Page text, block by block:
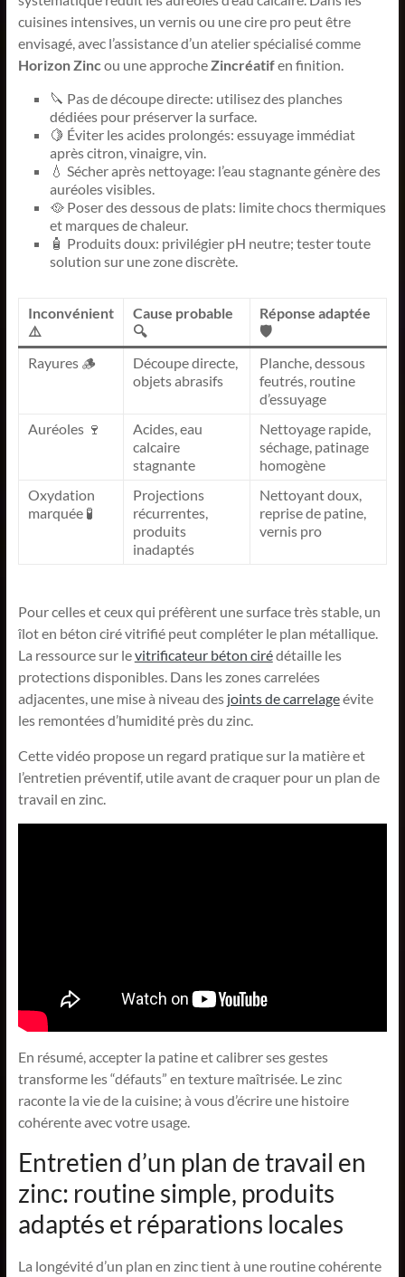
cuisines intensives, un vernis ou une cire pro peut être
envisagé, avec l’assistance d’un atelier spécialisé comme
Horizon Zincou une approcheZincréatifen finition.
🔪 Pas de découpe directe: utilisez des planches
dédiées pour préserver la surface.
🍋 Éviter les acides prolongés: essuyage immédiat
après citron, vinaigre, vin.
💧 Sécher après nettoyage: l’eau stagnante génère des
auréoles visibles.
🥘 Poser des dessous de plats: limite chocs thermiques
et marques de chaleur.
🧴 Produits doux: privilégier pH neutre; tester toute
solution sur une zone discrète.
Inconvénient
⚠️
Cause probable
🔍
Réponse adaptée
🛡️
Rayures 🪵
Découpe directe,
objets abrasifs
Planche, dessous
feutrés, routine
d’essuyage
Auréoles 🍷
Acides, eau
calcaire
stagnante
Nettoyage rapide,
séchage, patinage
homogène
Oxydation
marquée 🧪
Projections
récurrentes,
produits
inadaptés
Nettoyant doux,
reprise de patine,
vernis pro
Pour celles et ceux qui préfèrent une surface très stable, un
îlot en béton ciré vitrifié peut compléter le plan métallique.
La ressource sur levitrificateur béton cirédétaille les
protections disponibles. Dans les zones carrelées
adjacentes, une mise à niveau des joints de carrelageévite
les remontées d’humidité près du zinc.
Cette vidéo propose un regard pratique sur la matière et
l’entretien préventif, utile avant de craquer pour un plan de
travail en zinc.
En résumé, accepter la patine et calibrer ses gestes
transforme les “défauts” en texture maîtrisée. Le zinc
raconte la vie de la cuisine; à vous d’écrire une histoire
cohérente avec votre usage.
Entretien d’un plan de travail en
zinc: routine simple, produits
adaptés et réparations locales
La longévité d’un plan en zinc tient à une routine cohérente